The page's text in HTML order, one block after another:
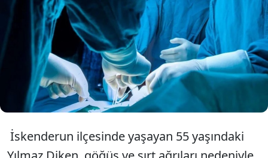
Hatay'da göğüs ve sırt ağrısıyla hastaneye
gelen hastanın aort damalarının yırtıldığı
öğrenilince apar topar ameliyata alındı. 6
saat süren ameliyat sonunda hasta hayata
döndü
İskenderun ilçesinde yaşayan 55 yaşındaki